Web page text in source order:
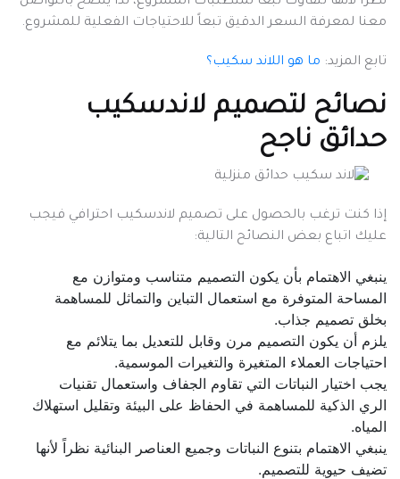
معنا لمعرفة السعر الدقيق تبعاً للاحتياجات الفعلية للمشروع.
تابع المزيد: ما هو اللاند سكيب؟
نصائح لتصميم لاندسكيب
حدائق ناجح
إذا كنت ترغب بالحصول على تصميم لاندسكيب احترافي فيجب
عليك اتباع بعض النصائح التالية:
ينبغي الاهتمام بأن يكون التصميم متناسب ومتوازن مع
المساحة المتوفرة مع استعمال التباين والتماثل للمساهمة
بخلق تصميم جذاب.
يلزم أن يكون التصميم مرن وقابل للتعديل بما يتلائم مع
احتياجات العملاء المتغيرة والتغيرات الموسمية.
يجب اختيار النباتات التي تقاوم الجفاف واستعمال تقنيات
الري الذكية للمساهمة في الحفاظ على البيئة وتقليل استهلاك
المياه.
ينبغي الاهتمام بتنوع النباتات وجميع العناصر البنائية نظراً لأنها
تضيف حيوية للتصميم.